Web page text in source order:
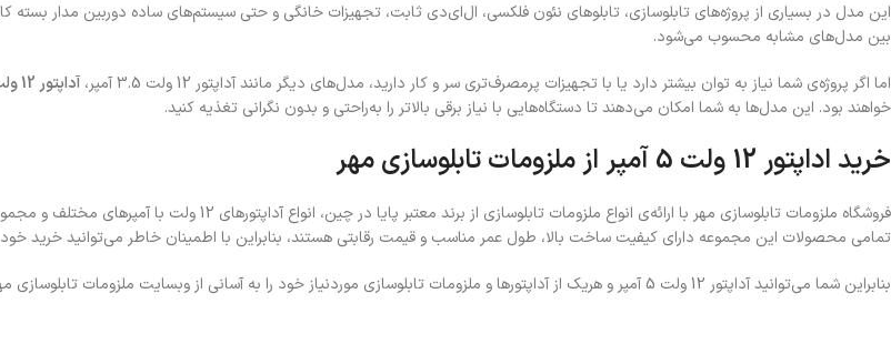
این مدل در بسیاری از پروژه‌های تابلوسازی، تابلوهای نئون فلکسی، ال‌ای‌دی ثابت، تجهیزات خانگی و حتی سیستم‌های ساده دوربین مدار
بین مدل‌های مشابه محسوب می‌شود.
اما اگر پروژه‌ی شما نیاز به توان بیشتر دارد یا با تجهیزات پرمصرف‌تری سر و کار دارید، مدل‌های دیگر مانند آداپتور 12 ولت 3.5 آمپر،
آداپتور 12 ولت 5 آمپر
خواهند بود. این مدل‌ها به شما امکان می‌دهند تا دستگاه‌هایی با نیاز برقی بالاتر را به‌راحتی و بدون نگرانی تغذیه کنید.
خرید اداپتور 12 ولت 5 آمپر از ملزومات تابلوسازی مهر
فروشگاه ملزومات تابلوسازی مهر با ارائه‌ی انواع ملزومات
تمامی محصولات این مجموعه دارای کیفیت ساخت بالا، طول عمر مناسب و قیمت رقابتی هستند، بنابراین با اطمینان خاطر می‌توانید خرید
بنابراین شما می‌توانید آداپتور 12 ولت 5 آمپر و هریک از آداپتورها و ملزومات تابلوسازی موردنیاز خود را به آسانی از وبسایت ملزومات تابلوسازی مهر سفارش دهید تا در اسرع وقت به دست شما برسد.